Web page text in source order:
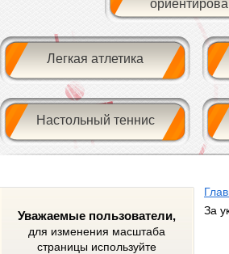
Легкая атлетика
Настольный теннис
Уважаемые пользователи,
для изменения масштаба
страницы используйте
За